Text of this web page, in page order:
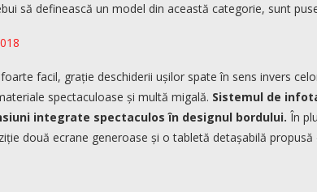
să definească un model din această categorie, sunt
facil, grație deschiderii ușilor spate în sens invers
spectaculoase și multă migală. Sistemul de
integrate spectaculos în designul bordului. În
două ecrane generoase și o tabletă detașabilă